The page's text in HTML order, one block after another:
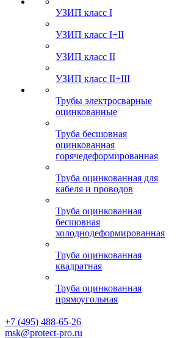
УЗИП класс I
УЗИП класс I+II
УЗИП класс II
УЗИП класс II+III
Трубы электросварные
оцинкованные
Труба бесшовная
оцинкованная
горячедеформированная
Труба оцинкованная для
кабеля и проводов
Труба оцинкованная
бесшовная
холоднодеформированная
Труба оцинкованная
квадратная
Труба оцинкованная
прямоугольная
+7 (495) 488-65-26
msk@protect-pro.ru